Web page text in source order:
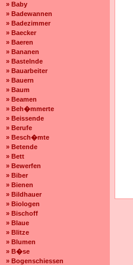
» Baby
» Badewannen
» Badezimmer
» Baecker
» Baeren
» Bananen
» Bastelnde
» Bauarbeiter
» Bauern
» Baum
» Beamen
» Beh�mmerte
» Beissende
» Berufe
» Besch�mte
» Betende
» Bett
» Bewerfen
» Biber
» Bienen
» Bildhauer
» Biologen
» Bischoff
» Blaue
» Blitze
» Blumen
» B�se
» Bogenschiessen